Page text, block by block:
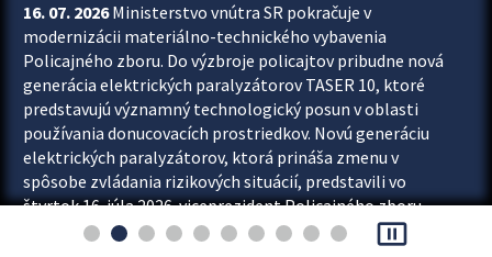
16. 07. 2026Ministerstvo vnútra SR pokračuje v
modernizácii materiálno-technického vybavenia
Policajného zboru. Do výzbroje policajtov pribudne nová
generácia elektrických paralyzátorov TASER 10, ktoré
predstavujú významný technologický posun v oblasti
používania donucovacích prostriedkov. Novú generáciu
elektrických paralyzátorov, ktorá prináša zmenu v
spôsobe zvládania rizikových situácií, predstavili vo
štvrtok 16. júla 2026 viceprezident Policajného zboru
Rastislav Polakovič a riaditeľ odboru výcviku...
pause_presentation